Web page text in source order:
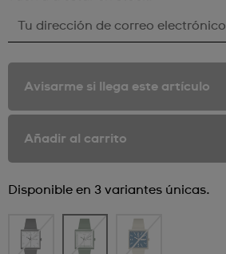
Tu dirección de correo electrónico
Avisarme si llega este artículo
Añadir al carrito
Disponible en 3 variantes únicas.